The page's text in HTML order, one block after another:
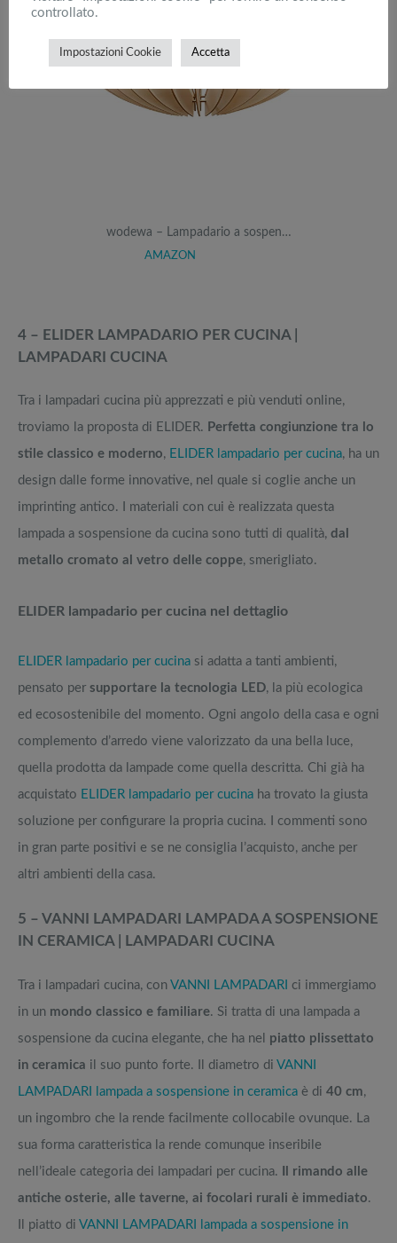
wodewa – Lampadario a sospen…
AMAZON
4 – ELIDER LAMPADARIO PER CUCINA |
LAMPADARI CUCINA
Tra i lampadari cucina più apprezzati e più venduti online,
troviamo la proposta di ELIDER. Perfetta congiunzione tra lo
stile classico e moderno, ELIDER lampadario per cucina, ha un
design dalle forme innovative, nel quale si coglie anche un
imprinting antico. I materiali con cui è realizzata questa
lampada a sospensione da cucina sono tutti di qualità, dal
metallo cromato al vetro delle coppe, smerigliato.
ELIDER lampadario per cucina nel dettaglio
ELIDER lampadario per cucina si adatta a tanti ambienti,
pensato per supportare la tecnologia LED, la più ecologica
ed ecosostenibile del momento. Ogni angolo della casa e ogni
complemento d’arredo viene valorizzato da una bella luce,
quella prodotta da lampade come quella descritta. Chi già ha
acquistato ELIDER lampadario per cucina ha trovato la giusta
soluzione per configurare la propria cucina. I commenti sono
in gran parte positivi e se ne consiglia l’acquisto, anche per
altri ambienti della casa.
5 – VANNI LAMPADARI LAMPADA A SOSPENSIONE
IN CERAMICA | LAMPADARI CUCINA
Tra i lampadari cucina, con VANNI LAMPADARI ci immergiamo
in un mondo classico e familiare. Si tratta di una lampada a
sospensione da cucina elegante, che ha nel piatto plissettato
in ceramica il suo punto forte. Il diametro di VANNI
LAMPADARI lampada a sospensione in ceramica è di 40 cm,
un ingombro che la rende facilmente collocabile ovunque. La
sua forma caratteristica la rende comunque inseribile
nell’ideale categoria dei lampadari per cucina.
Il rimando alle
antiche osterie, alle taverne, ai focolari rurali è immediato.
Il piatto di VANNI LAMPADARI lampada a sospensione in
controllato.
Impostazioni Cookie Accetta